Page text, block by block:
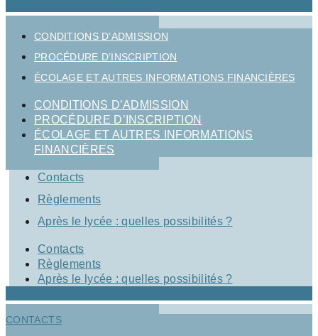
CONDITIONS D’ADMISSION
PROCÉDURE D’INSCRIPTION
ÉCOLAGE ET AUTRES INFORMATIONS FINANCIÈRES
CONDITIONS D’ADMISSION
PROCÉDURE D’INSCRIPTION
ÉCOLAGE ET AUTRES INFORMATIONS
FINANCIÈRES
Contacts
Règlements
Après le lycée : quelles possibilités ?
Contacts
Règlements
Après le lycée : quelles possibilités ?
CONTACTS